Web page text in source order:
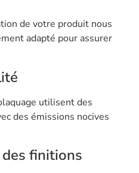
de votre produit nous
adapté pour assurer
utilisent des
des émissions nocives
finitions